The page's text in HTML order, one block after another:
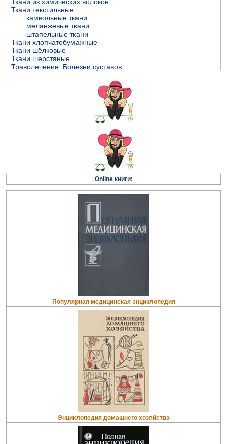
Ткани из химических волокон
Ткани текстильные
камвольные ткани
меланжевые ткани
штапельные ткани
Ткани хлопчатобумажные
Ткани шёлковые
Ткани шерстяные
Траволечение: Болезни суставов
Online книги:
Популярная медицинская энциклопедия
Энциклопедия домашнего хозяйства